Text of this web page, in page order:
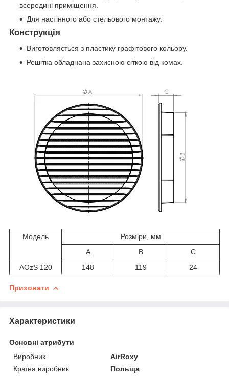
всередині приміщення.
Для настінного або стельового монтажу.
Конструкція
Виготовляється з пластику графітового кольору.
Решітка обладнана захисною сіткою від комах.
Модель
Розміри, мм
A
B
C
AOzS 120
148 119 24
Приховати
Характеристики
Основні атрибути
Виробник
AirRoxy
Країна виробник
Польща